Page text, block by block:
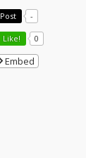
Post -
Like! 0
Embed